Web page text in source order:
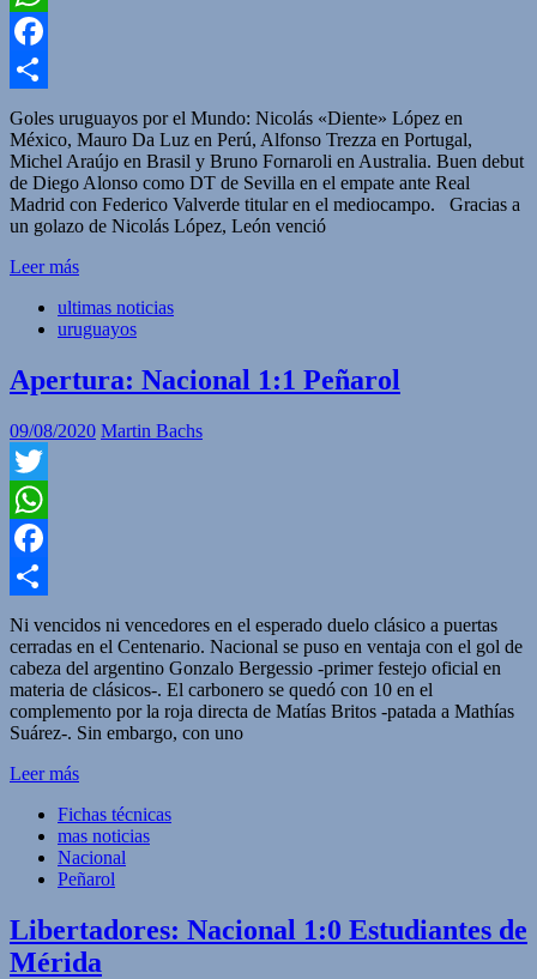
WhatsApp
Facebook
Compartir
Goles uruguayos por el Mundo: Nicolás «Diente» López en
México, Mauro Da Luz en Perú, Alfonso Trezza en Portugal,
Michel Araújo en Brasil y Bruno Fornaroli en Australia. Buen debut
de Diego Alonso como DT de Sevilla en el empate ante Real
Madrid con Federico Valverde titular en el mediocampo. Gracias a
un golazo de Nicolás López, León venció
Leer más
ultimas noticias
uruguayos
Apertura: Nacional 1:1 Peñarol
09/08/2020 Martin Bachs
Twitter
WhatsApp
Facebook
Compartir
Ni vencidos ni vencedores en el esperado duelo clásico a puertas
cerradas en el Centenario. Nacional se puso en ventaja con el gol de
cabeza del argentino Gonzalo Bergessio -primer festejo oficial en
materia de clásicos-. El carbonero se quedó con 10 en el
complemento por la roja directa de Matías Britos -patada a Mathías
Suárez-. Sin embargo, con uno
Leer más
Fichas técnicas
mas noticias
Nacional
Peñarol
Libertadores: Nacional 1:0 Estudiantes de
Mérida